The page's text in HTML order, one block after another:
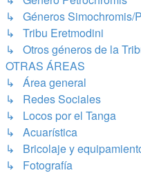
↳ Géneros Simochromis/
↳ Tribu Eretmodini
↳ Otros géneros de la
OTRAS ÁREAS
↳ Área general
↳ Redes Sociales
↳ Locos por el Tanga
↳ Acuarística
↳ Bricolaje y
↳ Fotografía